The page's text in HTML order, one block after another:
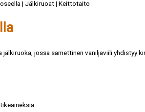
| Jälkiruoat | Keittotaito
jälkiruoka, jossa samettinen vaniljaviili yhdistyy